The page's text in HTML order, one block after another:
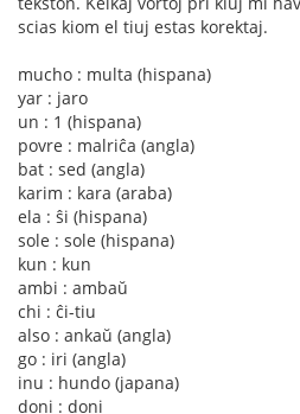
scias kiom el tiuj estas korektaj.
mucho : multa (hispana)
yar : jaro
un : 1 (hispana)
povre : malriĉa (angla)
bat : sed (angla)
karim : kara (araba)
ela : ŝi (hispana)
sole : sole (hispana)
kun : kun
ambi : ambaŭ
chi : ĉi-tiu
also : ankaŭ (angla)
go : iri (angla)
inu : hundo (japana)
doni : doni